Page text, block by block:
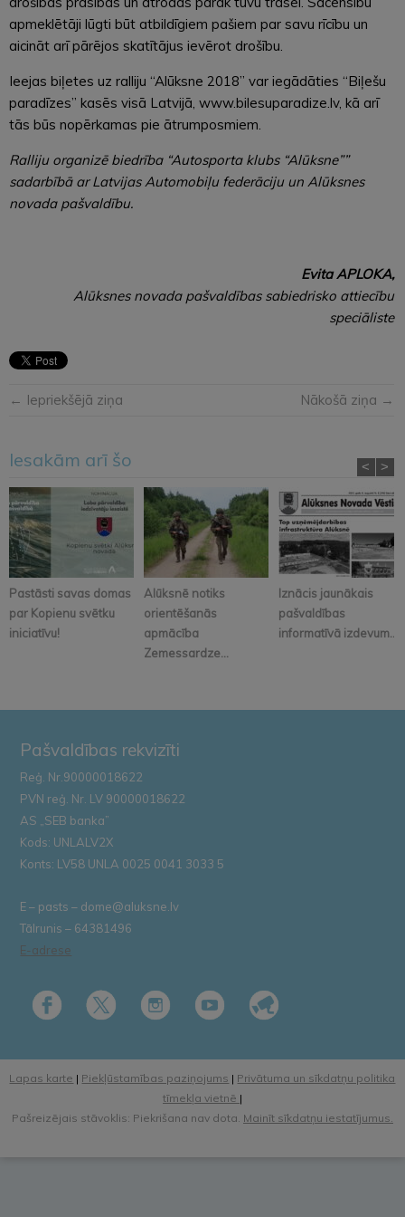
apmeklētāji lūgti būt atbildīgiem pašiem par savu rīcību un
aicināt arī pārējos skatītājus ievērot drošību.
Ieejas biļetes uz ralliju “Alūksne 2018” var iegādāties “Biļešu
paradīzes” kasēs visā Latvijā, www.bilesuparadize.lv, kā arī
tās būs nopērkamas pie ātrumposmiem.
Ralliju organizē biedrība “Autosporta klubs “Alūksne””
sadarbībā ar Latvijas Automobiļu federāciju un Alūksnes
novada pašvaldību.
Evita APLOKA,
Alūksnes novada pašvaldības sabiedrisko attiecību
speciāliste
← Iepriekšējā ziņa Nākošā ziņa →
Iesakām arī šo
Pastāsti savas domas
par Kopienu svētku
iniciatīvu!
Alūksnē notiks
orientēšanās
apmācība
Zemessardze...
Iznācis jaunākais
pašvaldības
informatīvā izdevum...
< >
Pašvaldības rekvizīti
Reģ. Nr.90000018622
PVN reģ. Nr. LV 90000018622
AS „SEB banka”
Kods: UNLALV2X
Konts: LV58 UNLA 0025 0041 3033 5
E – pasts – dome@aluksne.lv
Tālrunis – 64381496
E-adrese
Lapas karte | Piekļūstamības paziņojums | Privātuma un sīkdatņu politika
tīmekļa vietnē |
Pašreizējais stāvoklis: Piekrišana nav dota. Mainīt sīkdatņu iestatījumus.